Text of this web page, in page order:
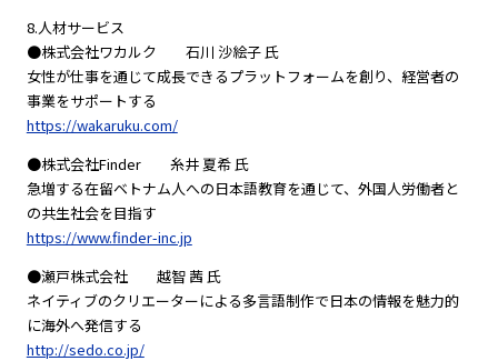
8.人材サービス
●株式会社ワカルク 石川 沙絵子 氏
女性が仕事を通じて成長できるプラットフォームを創り、経営者の
事業をサポートする
https://wakaruku.com/
●株式会社Finder 糸井 夏希 氏
急増する在留ベトナム人への日本語教育を通じて、外国人労働者と
の共生社会を目指す
https://www.finder-inc.jp
●瀬戸株式会社 越智 茜 氏
ネイティブのクリエーターによる多言語制作で日本の情報を魅力的
に海外へ発信する
http://sedo.co.jp/